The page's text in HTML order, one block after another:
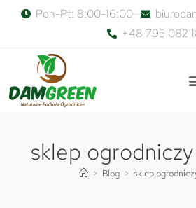
Pon-Pt: 8:00-16:00
+48 795 082
sklep
> Blog > sklep